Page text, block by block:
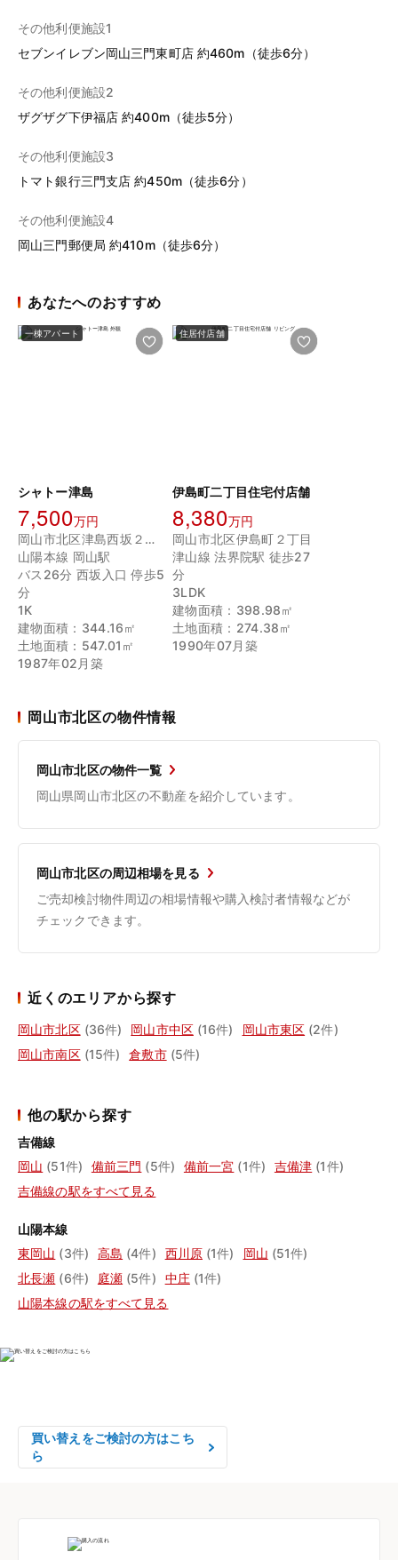
その他利便施設1
セブンイレブン岡山三門東町店 約460m（徒歩6分）
その他利便施設2
ザグザグ下伊福店 約400m（徒歩5分）
その他利便施設3
トマト銀行三門支店 約450m（徒歩6分）
その他利便施設4
岡山三門郵便局 約410m（徒歩6分）
あなたへのおすすめ
一棟アパート
シャトー津島
7,500万円
岡山市北区津島西坂２丁目
山陽本線 岡山駅
バス26分 西坂入口 停歩5
分
1K
建物面積：344.16㎡
土地面積：547.01㎡
1987年02月築
住居付店舗
伊島町二丁目住宅付店舗
8,380万円
岡山市北区伊島町２丁目
津山線 法界院駅 徒歩27
分
3LDK
建物面積：398.98㎡
土地面積：274.38㎡
1990年07月築
岡山市北区の物件情報
岡山市北区の物件一覧
岡山県岡山市北区の不動産を紹介しています。
岡山市北区の周辺相場を見る
ご売却検討物件周辺の相場情報や購入検討者情報などが
チェックできます。
近くのエリアから探す
岡山市北区 (36件) 岡山市中区 (16件) 岡山市東区 (2件)
岡山市南区 (15件) 倉敷市 (5件)
他の駅から探す
吉備線
岡山 (51件) 備前三門 (5件) 備前一宮 (1件) 吉備津 (1件)
吉備線の駅をすべて見る
山陽本線
東岡山 (3件) 高島 (4件) 西川原 (1件) 岡山 (51件)
北長瀬 (6件) 庭瀬 (5件) 中庄 (1件)
山陽本線の駅をすべて見る
買い替えをご検討の方はこち
ら